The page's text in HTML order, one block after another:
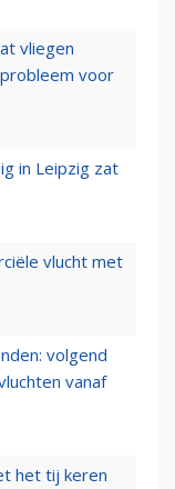
vliegen
voor
in Leipzig zat
vlucht met
volgend
vanaf
het tij keren